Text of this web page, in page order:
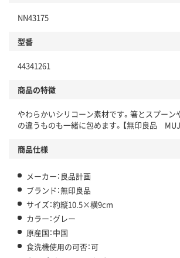
NN43175
型番
44341261
商品の特徴
やわらかいシリコーン素材です。箸とスプーン
の違うものも一緒に包めます。【無印良品
商品仕様
メーカー：良品計画
ブランド：無印良品
サイズ：約縦10.5×横9cm
カラー：グレー
原産国：中国
食洗機使用の可否：可